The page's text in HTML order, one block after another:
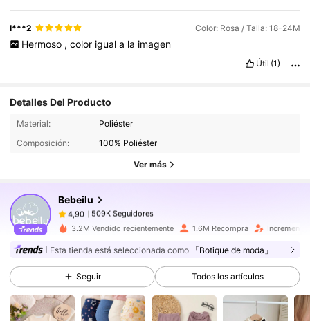
l***2 Color: Rosa / Talla: 18-24M
Hermoso , color igual a la imagen
Útil (1)
Detalles Del Producto
Material:
Poliéster
Composición:
100% Poliéster
Ver más
Bebeilu
509K Seguidores
4,90
509K Seguidores
c***0pagóHace 1 día
4,90 509K Seguidores
4,90 509K Seguidores
3.2M Vendido recientemente 1.6M Recompra Incremento
Esta tienda está seleccionada como 「Botique de moda」
Seguir Todos los artículos